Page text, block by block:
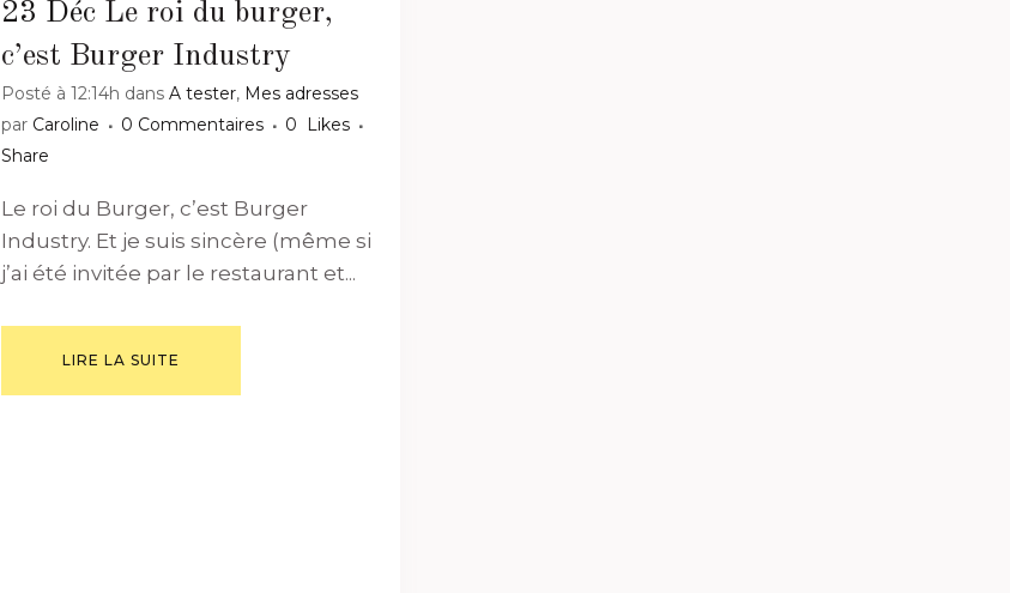
23 Déc Le roi du burger,
c’est Burger Industry
Posté à 12:14h dans A tester, Mes adresses
par Caroline 0 Commentaires 0
Likes
Share
Le roi du Burger, c’est Burger
Industry. Et je suis sincère (même si
j’ai été invitée par le restaurant et...
LIRE LA SUITE